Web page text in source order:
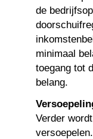
de
minimaal
toegang tot
belang.
Verder